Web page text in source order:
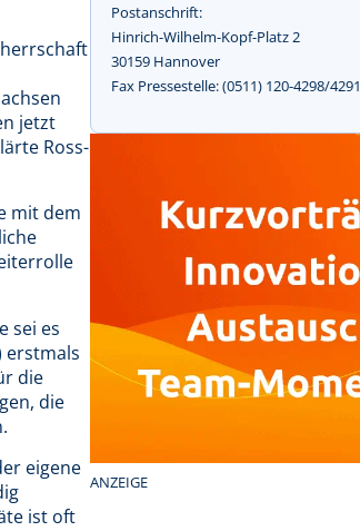
jetzt
Ross-
mit dem
sei es
erstmals
die
die
eigene
ist oft
Postanschrift:
Hinrich-Wilhelm-Kopf-Platz 2
30159 Hannover
Fax Pressestelle: (0511) 120-4298/4291
ANZEIGE